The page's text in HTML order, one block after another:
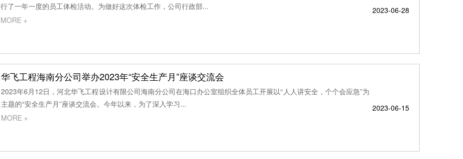
行了一年一度的员工体检活动。为做好这次体检工作，公司行政部...
MORE +
2023-06-28
华飞工程海南分公司举办2023年“安全生产月”座谈交流会
2023年6月12日，河北华飞工程设计有限公司海南分公司在海口办公室组织全体员工开展以“人人讲安全，个个会应急”为
主题的“安全生产月”座谈交流会。今年以来，为了深入学习...
MORE +
2023-06-15